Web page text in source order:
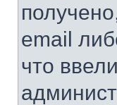
email
что